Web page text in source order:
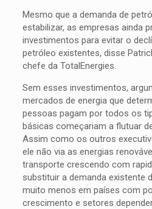
Mesmo que a demanda de
estabilizar, as empresas ainda
investimentos para evitar o
petróleo existentes, disse
chefe da TotalEnergies.
Sem esses investimentos,
mercados de energia que
pessoas pagam por todos os
básicas começariam a flutuar
Assim como os outros
ele não via as energias
transporte crescendo com
substituir a demanda existente
muito menos em países com
crescimento e setores